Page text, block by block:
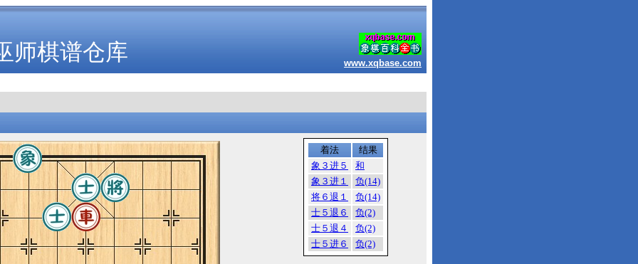
师棋谱仓库 www.xqbase.com
着法
结果
象３进５
和
象３进１
负(14)
将６退１
负(14)
士５退６
负(2)
士５退４
负(2)
士５进６
负(2)